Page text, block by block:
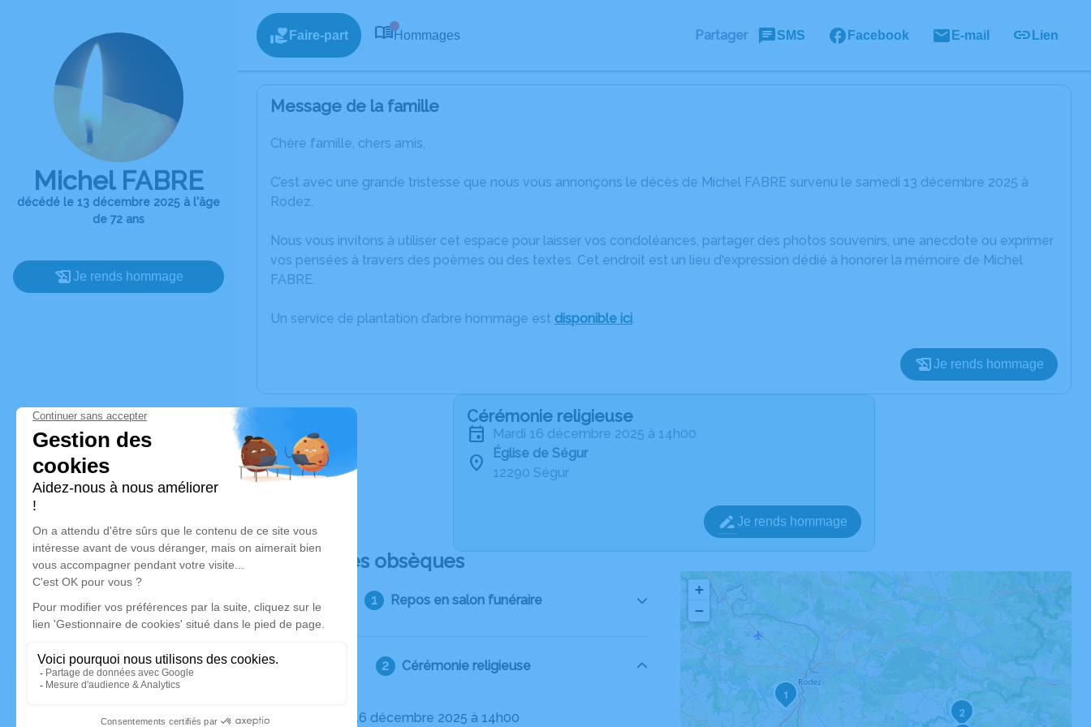
Michel FABRE
décédé le 13 décembre 2025 à l'âge
de 72 ans
Je rends hommage
Faire-part Hommages Partager SMS Facebook E-mail Lien
Message de la famille
Chère famille, chers amis,
C’est avec une grande tristesse que nous vous annonçons le décès de Michel FABRE survenu le samedi 13 décembre 2025 à
Rodez.
Nous vous invitons à utiliser cet espace pour laisser vos condoléances, partager des photos souvenirs, une anecdote ou exprimer
vos pensées à travers des poèmes ou des textes. Cet endroit est un lieu d'expression dédié à honorer la mémoire de Michel
FABRE.
Un service de plantation d’arbre hommage est disponible ici.
Je rends hommage
Cérémonie religieuse
mardi 16 décembre 2025 à 14h00
Église de Ségur
12290 Ségur
Je rends hommage
Déroulé des obsèques
Repos en salon funéraire
Cérémonie religieuse
Le mardi 16 décembre 2025 à 14h00
1
2
+
−